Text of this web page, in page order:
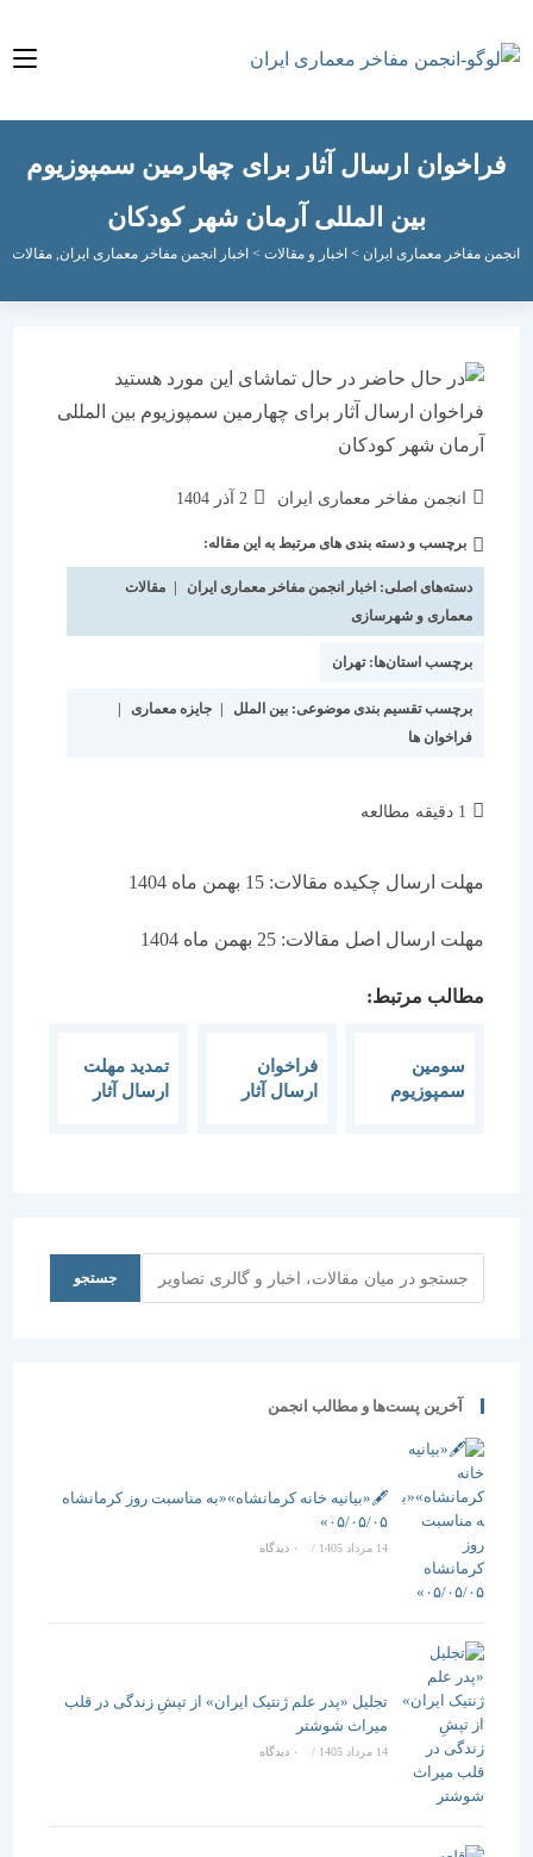
ارسال آثار برای چهارمین سمپوزیوم
بین المللی آرمان شهر کودکان
مفاخر معماری ایران > اخبار و مقالات>اخبار انجمن مفاخر معماری ایران ,مقالات
انجمن مفاخر معماری ایران
نوشته
شده
است:
2 آذر 1404
برچسب و دسته بندی های مرتبط به این مقاله:
دسته‌های اصلی:اخبار انجمن مفاخر معماری ایران | مقالات
معماری و شهرسازی
برچسب استان‌ها:تهران
برچسب تقسیم بندی موضوعی:بین الملل | جایزه معماری
|
فراخوان ها
مهلت ارسال چکیده مقالات: 15 بهمن ماه 1404
مهلت ارسال اصل مقالات: 25 بهمن ماه 1404
مطالب مرتبط:
سومین
سمپوزیوم
فراخوان
ارسال آثار
تمدید مهلت
ارسال آثار
جستجو
آخرین پست‌ها و مطالب انجمن
🖋️«بیانیه خانه کرمانشاه»«به مناسبت روز کرمانشاه
۰۵/۰۵/۰۵»
/ ۰ دیدگاه
تجلیل «پدر علم ژنتیک ایران» از تپشِ زندگی در قلب
میراث شوشتر
14 مرداد 1405 / ۰ دیدگاه